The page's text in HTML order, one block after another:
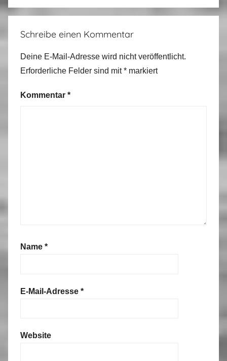
Schreibe einen Kommentar
Deine E-Mail-Adresse wird nicht veröffentlicht.
Erforderliche Felder sind mit* markiert
Kommentar *
Name *
E-Mail-Adresse *
Website